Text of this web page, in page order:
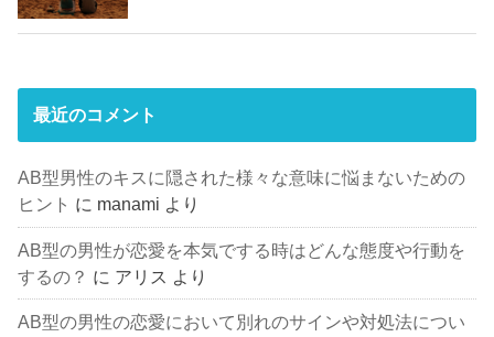
最近のコメント
AB型男性のキスに隠された様々な意味に悩まないための
ヒント に manami より
AB型の男性が恋愛を本気でする時はどんな態度や行動を
するの？ に アリス より
AB型の男性の恋愛において別れのサインや対処法につい